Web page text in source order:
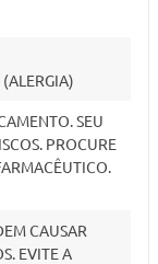
SEU
PROCURE
CAUSAR
EVITE A